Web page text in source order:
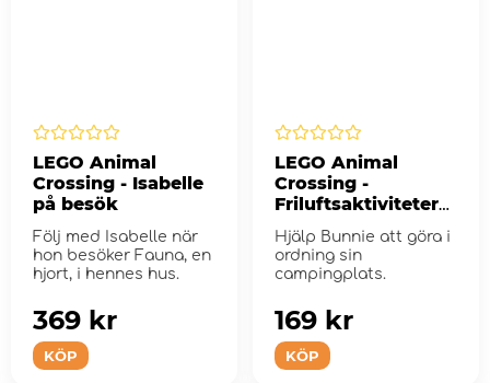
LEGO Animal
Crossing - Isabelle
på besök
Följ med Isabelle när
hon besöker Fauna, en
hjort, i hennes hus.
KÖP
369 kr
LEGO Animal
Crossing -
Friluftsaktiviteter
Hjälp Bunnie att göra i
ordning sin
campingplats.
KÖP
169 kr